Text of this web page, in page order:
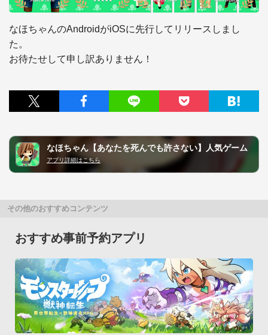
なほちゃんのAndroidがiOSに先行してリリースしまし
た。
お待たせして申し訳ありません！
なほちゃん【あなたを死んでも許さない】人気ゲーム
アプリ詳細はこちら
その他のおすすめコンテンツ
おすすめ事前予約アプリ